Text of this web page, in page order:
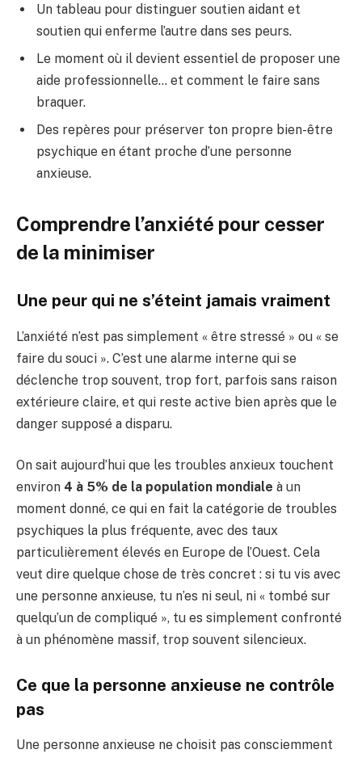
Un tableau pour distinguer soutien aidant et
soutien qui enferme l’autre dans ses peurs.
Le moment où il devient essentiel de proposer une
aide professionnelle… et comment le faire sans
braquer.
Des repères pour préserver ton propre bien-être
psychique en étant proche d’une personne
anxieuse.
Comprendre l’anxiété pour cesser
de la minimiser
Une peur qui ne s’éteint jamais vraiment
L’anxiété n’est pas simplement « être stressé » ou « se
faire du souci ». C’est une alarme interne qui se
déclenche trop souvent, trop fort, parfois sans raison
extérieure claire, et qui reste active bien après que le
danger supposé a disparu.
On sait aujourd’hui que les troubles anxieux touchent
environ 4 à 5% de la population mondiale à un
moment donné, ce qui en fait la catégorie de troubles
psychiques la plus fréquente, avec des taux
particulièrement élevés en Europe de l’Ouest. Cela
veut dire quelque chose de très concret : si tu vis avec
une personne anxieuse, tu n’es ni seul, ni « tombé sur
quelqu’un de compliqué », tu es simplement confronté
à un phénomène massif, trop souvent silencieux.
Ce que la personne anxieuse ne contrôle
pas
Une personne anxieuse ne choisit pas consciemment